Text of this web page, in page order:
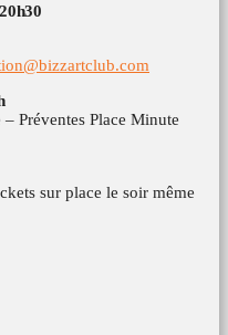
Préventes Place Minute
sur place le soir même